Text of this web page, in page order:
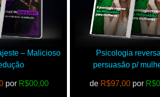
– Malicioso
por R$00,00
Psicologia
persuasão p/
de R$97,00 por